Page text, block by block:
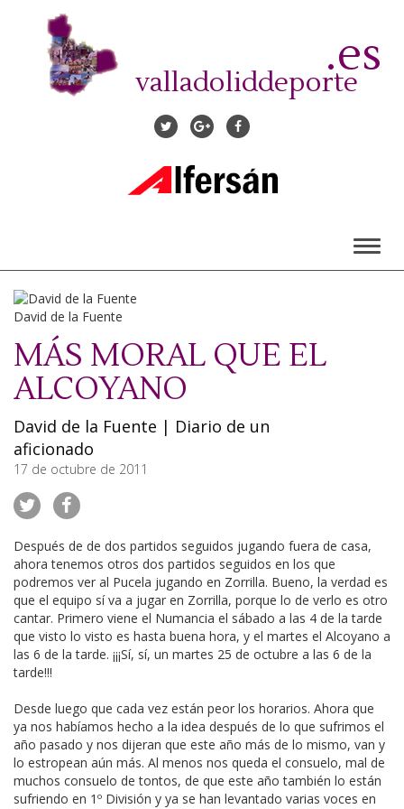
contenido
valladoliddeporte
.es
David de la Fuente
MÁS MORAL QUE EL
ALCOYANO
David de la Fuente | Diario de un
aficionado
17 de octubre de 2011
Después de de dos partidos seguidos jugando fuera de casa,
ahora tenemos otros dos partidos seguidos en los que
podremos ver al Pucela jugando en Zorrilla. Bueno, la verdad es
que el equipo sí va a jugar en Zorrilla, porque lo de verlo es otro
cantar. Primero viene el Numancia el sábado a las 4 de la tarde
que visto lo visto es hasta buena hora, y el martes el Alcoyano a
las 6 de la tarde. ¡¡¡Sí, sí, un martes 25 de octubre a las 6 de la
tarde!!!
Desde luego que cada vez están peor los horarios. Ahora que
ya nos habíamos hecho a la idea después de lo que sufrimos el
año pasado y nos dijeran que este año más de lo mismo, van y
lo estropean aún más. Al menos nos queda el consuelo, mal de
muchos consuelo de tontos, de que este año también lo están
sufriendo en 1º División y ya se han levantado varias voces en